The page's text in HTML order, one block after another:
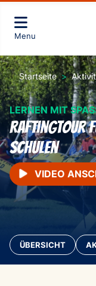
Menu
Startseite
LERNEN MIT
Raftingtour
Schulen
VIDEO
ÜBERSICHT